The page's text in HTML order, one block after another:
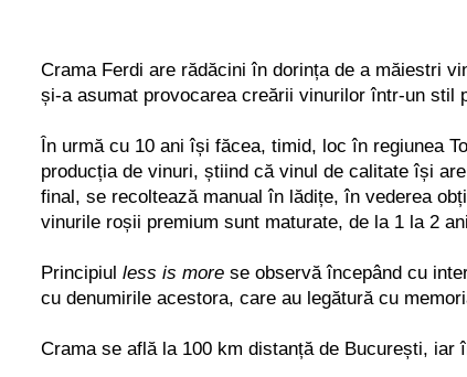
Crama Ferdi are rădăcini în dorința de a măiestri
și-a asumat provocarea creării vinurilor într-un stil
În urmă cu 10 ani își făcea, timid, loc în regiunea
producția de vinuri, știind că vinul de calitate își
final, se recoltează manual în lădițe, în vederea
vinurile roșii premium sunt maturate, de la 1 la 2
Principiul less is more se observă începând cu
cu denumirile acestora, care au legătură cu
Crama se află la 100 km distanță de București,